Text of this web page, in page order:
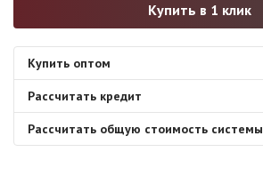
Купить в 1 клик
Купить оптом
Рассчитать кредит
Рассчитать общую стоимость системы